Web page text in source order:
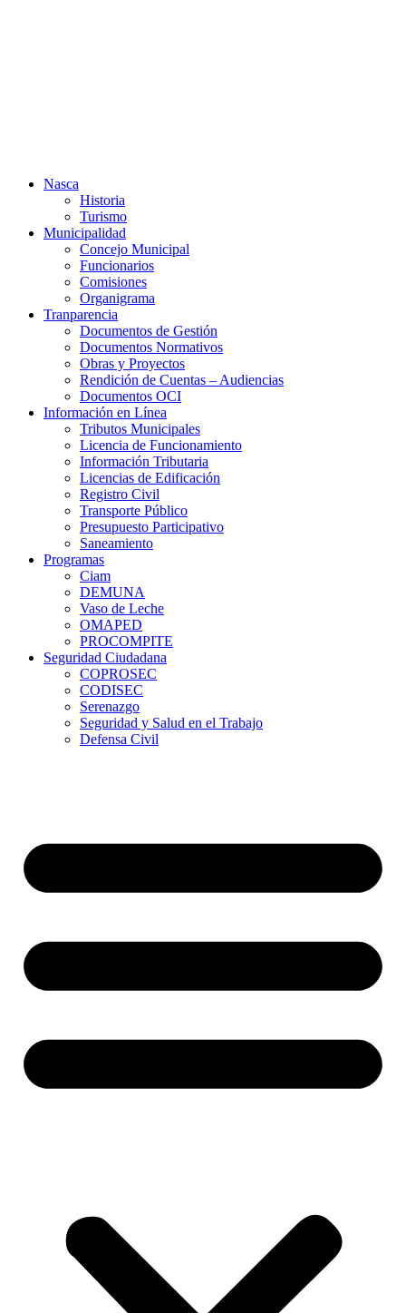
Nasca
Historia
Turismo
Municipalidad
Concejo Municipal
Funcionarios
Comisiones
Organigrama
Tranparencia
Documentos de Gestión
Documentos Normativos
Obras y Proyectos
Rendición de Cuentas – Audiencias
Documentos OCI
Información en Línea
Tributos Municipales
Licencia de Funcionamiento
Información Tributaria
Licencias de Edificación
Registro Civil
Transporte Público
Presupuesto Participativo
Saneamiento
Programas
Ciam
DEMUNA
Vaso de Leche
OMAPED
PROCOMPITE
Seguridad Ciudadana
COPROSEC
CODISEC
Serenazgo
Seguridad y Salud en el Trabajo
Defensa Civil